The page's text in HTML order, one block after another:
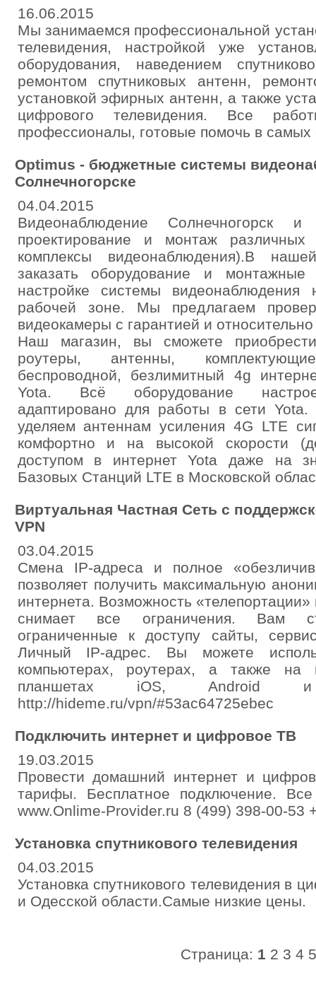
16.06.2015
Мы занимаемся профессиональной
телевидения, настройкой уже
оборудования, наведением
ремонтом спутниковых антенн,
установкой эфирных антенн, а также
цифрового телевидения. Все
профессионалы, готовые помочь в самых
Optimus - бюджетные системы
Солнечногорске
04.04.2015
Видеонаблюдение Солнечногорск
проектирование и монтаж
комплексы видеонаблюдения).В
заказать оборудование и
настройке системы
рабочей зоне. Мы предлагаем
видеокамеры с гарантией и
Наш магазин, вы сможете
роутеры, антенны,
беспроводной, безлимитный 4g
Yota. Всё оборудование
адаптировано для работы в сети
уделяем антеннам усиления 4G LTE
комфортно и на высокой скорости
доступом в интернет Yota даже на
Базовых Станций LTE в Московской
Виртуальная Частная Сеть с
VPN
03.04.2015
Смена IP-адреса и полное
позволяет получить максимальную
интернета. Возможность «телепортации»
снимает все ограничения. Вам
ограниченные к доступу сайты,
Личный IP-адрес. Вы можете
компьютерах, роутерах, а также на
планшетах iOS, Android
http://hideme.ru/vpn/#53ac64725ebec
Подключить интернет и цифровое ТВ
19.03.2015
Провести домашний интернет и
тарифы. Бесплатное подключение.
www.Onlime-Provider.ru 8 (499) 398-00-53
Установка спутникового телевидения
04.03.2015
Установка спутникового телевидения в
и Одесской области.Самые низкие цены.
Страница: 1 2 3 4 5